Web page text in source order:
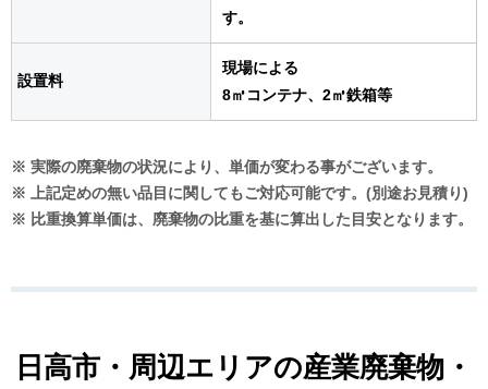
す。
設置料
現場による
8㎥コンテナ、2㎥鉄箱等
※ 実際の廃棄物の状況により、単価が変わる事がございます。
※ 上記定めの無い品目に関してもご対応可能です。(別途お見積り)
※ 比重換算単価は、廃棄物の比重を基に算出した目安となります。
日高市・周辺エリアの産業廃棄物・